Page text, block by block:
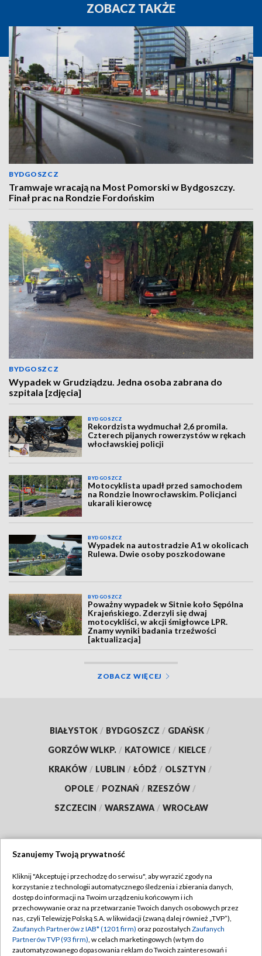
ZOBACZ TAKŻE
BYDGOSZCZ
Tramwaje wracają na Most Pomorski w Bydgoszczy.
Finał prac na Rondzie Fordońskim
BYDGOSZCZ
Wypadek w Grudziądzu. Jedna osoba zabrana do
szpitala [zdjęcia]
BYDGOSZCZ
Rekordzista wydmuchał 2,6 promila.
Czterech pijanych rowerzystów w rękach
włocławskiej policji
BYDGOSZCZ
Motocyklista upadł przed samochodem
na Rondzie Inowrocławskim. Policjanci
ukarali kierowcę
BYDGOSZCZ
Wypadek na autostradzie A1 w okolicach
Rulewa. Dwie osoby poszkodowane
BYDGOSZCZ
Poważny wypadek w Sitnie koło Sępólna
Krajeńskiego. Zderzyli się dwaj
motocykliści, w akcji śmigłowce LPR.
Znamy wyniki badania trzeźwości
[aktualizacja]
ZOBACZ WIĘCEJ
BIAŁYSTOK / BYDGOSZCZ / GDAŃSK /
GORZÓW WLKP. / KATOWICE / KIELCE /
KRAKÓW / LUBLIN / ŁÓDŹ / OLSZTYN /
OPOLE / POZNAŃ / RZESZÓW /
SZCZECIN / WARSZAWA / WROCŁAW
TVP
Abonament TVP
Emisja w TVP
Centrum informacji TVP
Regulamin TVP
Polityka prywatności
Moje zgody
Szanujemy Twoją prywatność
Kliknij "Akceptuję i przechodzę do serwisu", aby wyrazić zgody na
korzystanie z technologii automatycznego śledzenia i zbierania danych,
dostęp do informacji na Twoim urządzeniu końcowym i ich
przechowywanie oraz na przetwarzanie Twoich danych osobowych przez
nas, czyli Telewizję Polską S.A. w likwidacji (zwaną dalej również „TVP”),
Zaufanych Partnerów z IAB* (1201 firm) oraz pozostałych Zaufanych
Partnerów TVP (93 firm), w celach marketingowych (w tym do
zautomatyzowanego dopasowania reklam do Twoich zainteresowań i